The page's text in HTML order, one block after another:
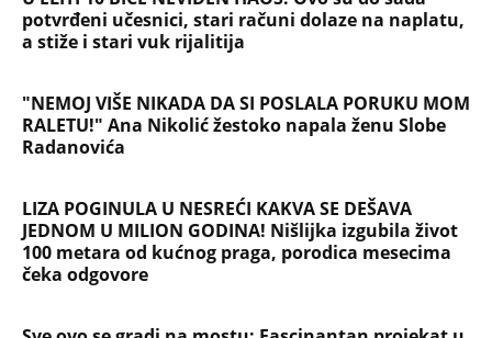
potvrđeni učesnici, stari računi dolaze na naplatu,
a stiže i stari vuk rijalitija
"NEMOJ VIŠE NIKADA DA SI POSLALA PORUKU MOM
RALETU!" Ana Nikolić žestoko napala ženu Slobe
Radanovića
LIZA POGINULA U NESREĆI KAKVA SE DEŠAVA
JEDNOM U MILION GODINA! Nišlijka izgubila život
100 metara od kućnog praga, porodica mesecima
čeka odgovore